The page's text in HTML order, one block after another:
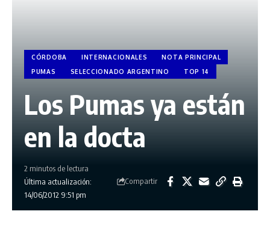
CÓRDOBA INTERNACIONALES
NOTA PRINCIPAL
PUMAS
SELECCIONADO ARGENTINO TOP 14
Los Pumas ya están
en la docta
Última actualización:
14/06/2012 9:51 pm
2 minutos de lectura
Compartir